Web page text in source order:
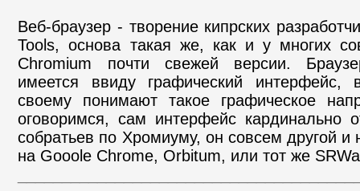
Веб-браузер - творение кипрских
Tools, основа такая же, как и у многих
Chromium почти свежей версии.
имеется ввиду графический интерфейс,
своему понимают такое графическое
оговоримся, сам интерфейс кардинально
собратьев по Хромиуму, он совсем другой
на Gooole Chrome, Orbitum, или тот же